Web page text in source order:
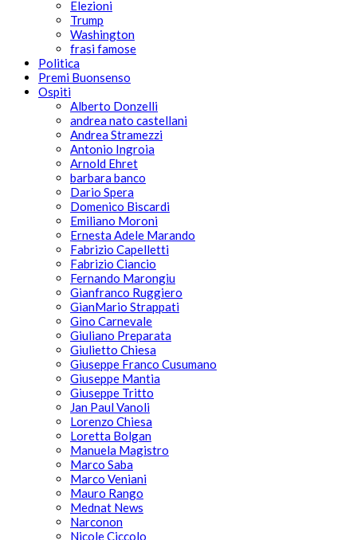
Elezioni
Trump
Washington
frasi famose
Politica
Premi Buonsenso
Ospiti
Alberto Donzelli
andrea nato castellani
Andrea Stramezzi
Antonio Ingroia
Arnold Ehret
barbara banco
Dario Spera
Domenico Biscardi
Emiliano Moroni
Ernesta Adele Marando
Fabrizio Capelletti
Fabrizio Ciancio
Fernando Marongiu
Gianfranco Ruggiero
GianMario Strappati
Gino Carnevale
Giuliano Preparata
Giulietto Chiesa
Giuseppe Franco Cusumano
Giuseppe Mantia
Giuseppe Tritto
Jan Paul Vanoli
Lorenzo Chiesa
Loretta Bolgan
Manuela Magistro
Marco Saba
Marco Veniani
Mauro Rango
Mednat News
Narconon
Nicole Ciccolo